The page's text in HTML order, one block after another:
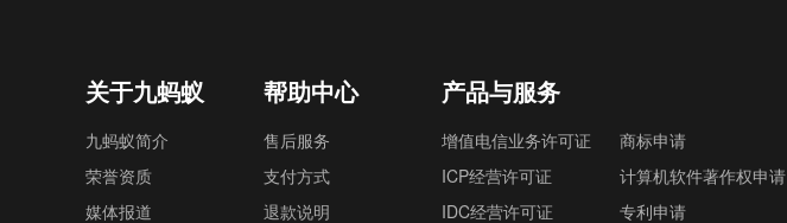
关于九蚂蚁
九蚂蚁简介
荣誉资质
媒体报道
帮助中心
售后服务
支付方式
退款说明
产品与服务
增值电信业务许可证
ICP经营许可证
IDC经营许可证
商标申请
计算机软件著作权申请
专利申请